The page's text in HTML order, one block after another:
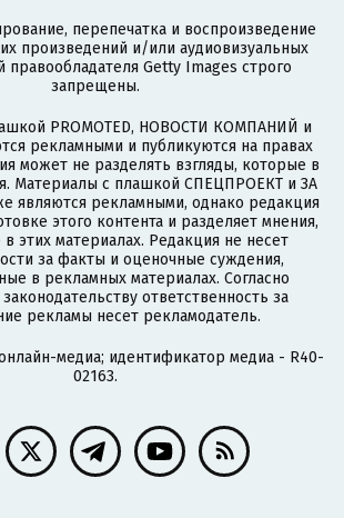
перепечатка и воспроизведение
произведений и/или аудиовизуальных
правообладателя Getty Images строго
запрещены.
PROMOTED, НОВОСТИ КОМПАНИЙ и
рекламными и публикуются на правах
может не разделять взгляды, которые в
Материалы с плашкой СПЕЦПРОЕКТ и ЗА
являются рекламными, однако редакция
этого контента и разделяет мнения,
этих материалах. Редакция не несет
за факты и оценочные суждения,
в рекламных материалах. Согласно
ответственность за
рекламы несет рекламодатель.
медиа; идентификатор медиа - R40-
02163.